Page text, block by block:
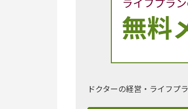
ドクターの経営・ライフプ